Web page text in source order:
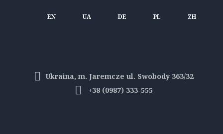
EN UA DE PL ZH
Ukraina, m. Jaremcze ul. Swobody 363/32
+38 (0987) 333-555